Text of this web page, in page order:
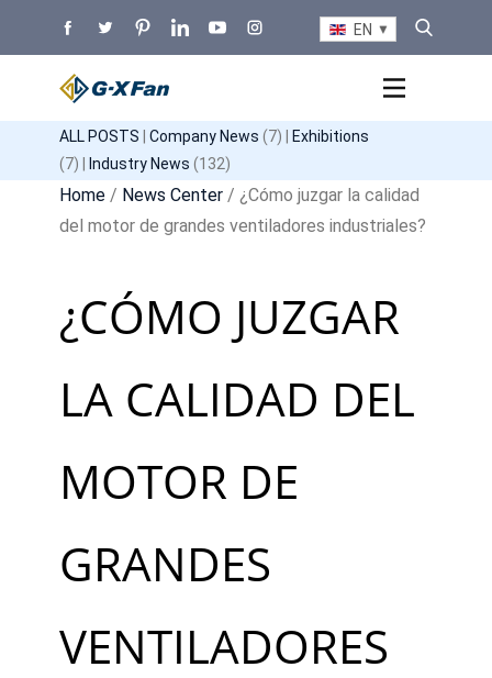
EN
ALL POSTS Company News (7) |
Exhibitions
(7) |
Industry News (132)
Home / News Center / ¿Cómo juzgar la calidad
del motor de grandes ventiladores industriales?
¿CÓMO JUZGAR
LA CALIDAD DEL
MOTOR DE
GRANDES
VENTILADORES